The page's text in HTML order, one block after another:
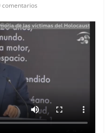
comentarios